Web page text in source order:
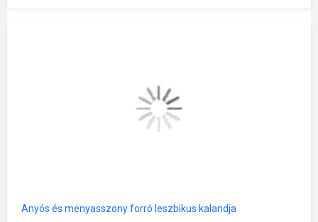
Anyós és menyasszony forró leszbikus kalandja